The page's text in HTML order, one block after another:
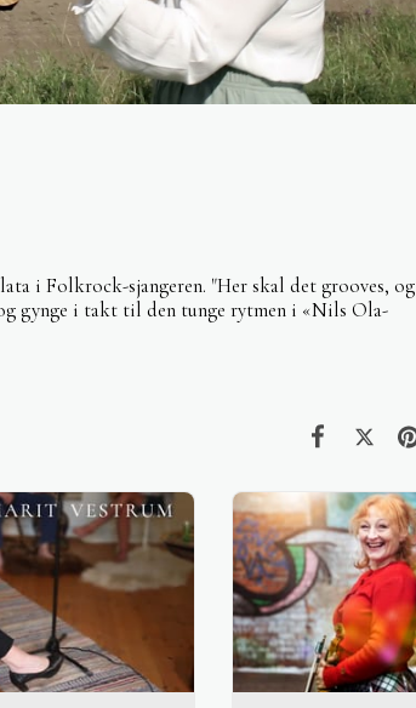
i Folkrock-sjangeren. "Her skal det grooves, og
gynge i takt til den tunge rytmen i «Nils Ola-